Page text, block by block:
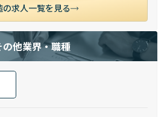
の求人一覧を見る
の他業界・職種